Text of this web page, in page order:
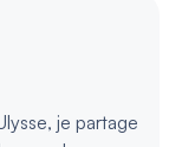
je partage